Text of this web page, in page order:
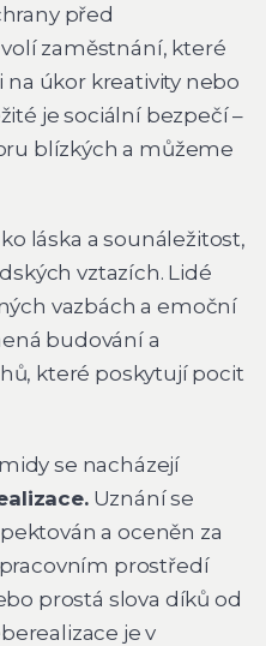
před
zaměstnání, které
na úkor kreativity nebo
je sociální bezpečí –
blízkých a můžeme
láska a sounáležitost,
vztazích. Lidé
vazbách a emoční
budování a
které poskytují pocit
se nacházejí
Uznání se
a oceněn za
prostředí
prostá slova díků od
je v